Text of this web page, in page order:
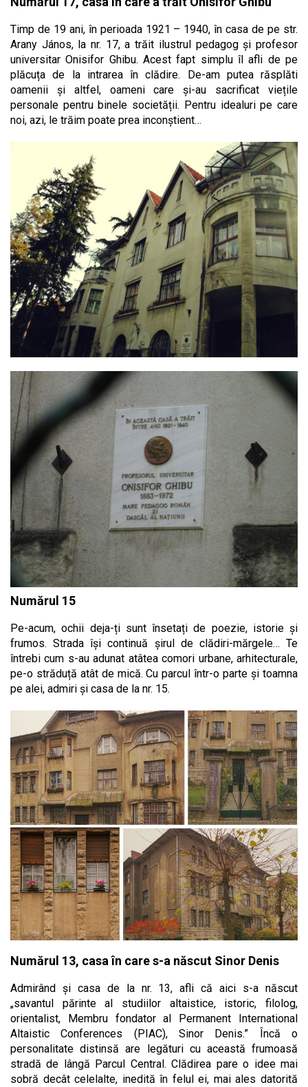
Timp de 19 ani, în perioada 1921 – 1940, în casa de pe str.
Arany János, la nr. 17, a trăit ilustrul pedagog și profesor
universitar Onisifor Ghibu. Acest fapt simplu îl afli de pe
plăcuța de la intrarea în clădire. De-am putea răsplăti
oamenii și altfel, oameni care și-au sacrificat viețile
personale pentru binele societății. Pentru idealuri pe care
noi, azi, le trăim poate prea inconștient…
Numărul 15
Pe-acum, ochii deja-ți sunt însetați de poezie, istorie și
frumos. Strada își continuă șirul de clădiri-mărgele… Te
întrebi cum s-au adunat atâtea comori urbane, arhitecturale,
pe-o străduță atât de mică. Cu parcul într-o parte și toamna
pe alei, admiri și casa de la nr. 15.
Numărul 13, casa în care s-a născut Sinor Denis
Admirând și casa de la nr. 13, afli că aici s-a născut
„savantul părinte al studiilor altaistice, istoric, filolog,
orientalist, Membru fondator al Permanent International
Altaistic Conferences (PIAC), Sinor Denis.” Încă o
personalitate distinsă are legături cu această frumoasă
stradă de lângă Parcul Central. Clădirea pare o idee mai
sobră decât celelalte, inedită în felul ei, mai ales datorită